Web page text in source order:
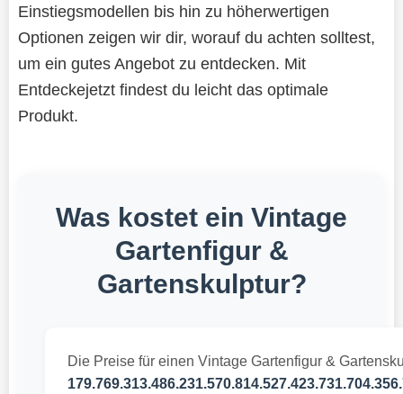
Einstiegsmodellen bis hin zu höherwertigen
Optionen zeigen wir dir, worauf du achten solltest,
um ein gutes Angebot zu entdecken. Mit
Entdeckejetzt findest du leicht das optimale
Produkt.
Was kostet ein Vintage
Gartenfigur &
Gartenskulptur?
Die Preise für einen Vintage Gartenfigur &